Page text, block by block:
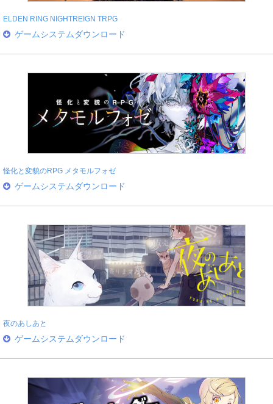
ELDEN RING NIGHTREIGN TRPG
ゲームシステムダウンロード
怪化と変貌のRPG メタモルフォゼ
ゲームシステムダウンロード
夜のあしあと
ゲームシステムダウンロード